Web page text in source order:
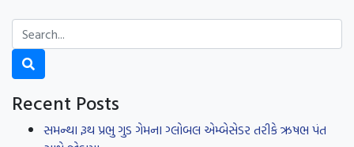
Recent Posts
સમન્થા રૂથ પ્રભુ ગુડ ગેમના ગ્લોબલ એમ્બેસેડર તરીકે ઋષભ પંત